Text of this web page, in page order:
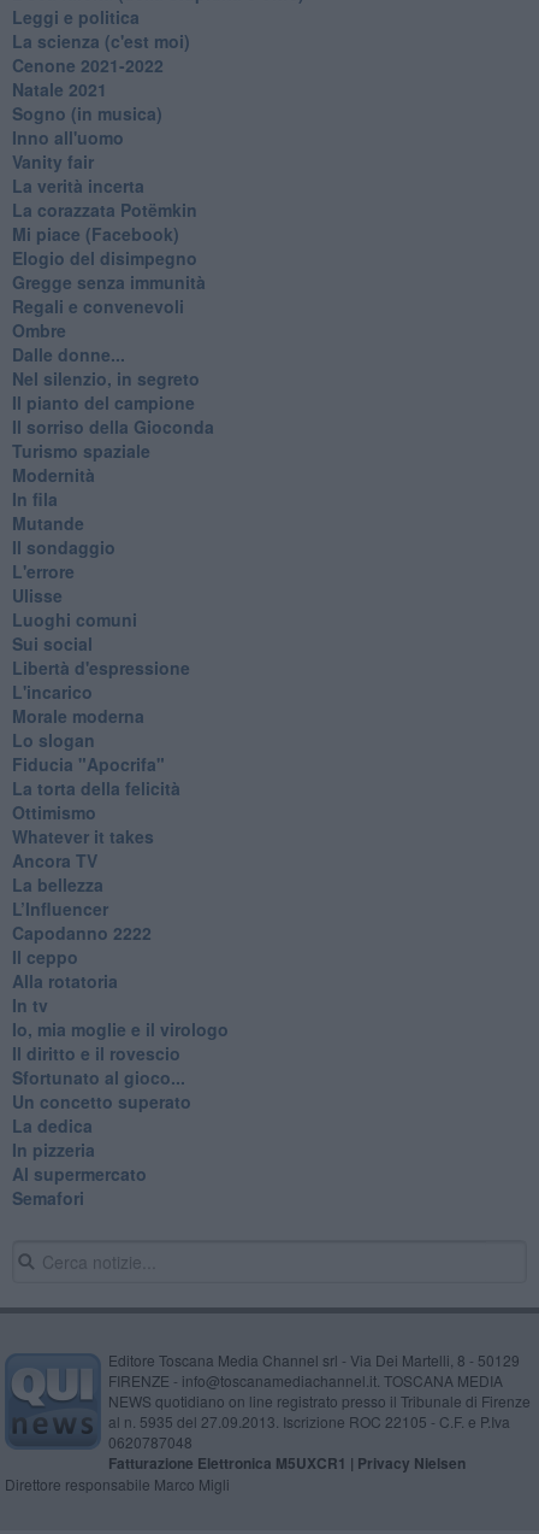
Leggi e politica
La scienza (c'est moi)
Cenone 2021-2022
Natale 2021
Sogno (in musica)
Inno all'uomo
Vanity fair
La verità incerta
La corazzata Potëmkin
Mi piace (Facebook)
Elogio del disimpegno
Gregge senza immunità
Regali e convenevoli
Ombre
Dalle donne...
Nel silenzio, in segreto
Il pianto del campione
Il sorriso della Gioconda
Turismo spaziale
Modernità
In fila
Mutande
Il sondaggio
L'errore
Ulisse
Luoghi comuni
Sui social
Libertà d'espressione
L'incarico
Morale moderna
Lo slogan
Fiducia "Apocrifa"
La torta della felicità
Ottimismo
Whatever it takes
Ancora TV
La bellezza
L’Influencer
​Capodanno 2222
Il ceppo
Alla rotatoria
In tv
Io, mia moglie e il virologo
Il diritto e il rovescio
Sfortunato al gioco...
Un concetto superato
La dedica
In pizzeria
Al supermercato
Semafori
Editore Toscana Media Channel srl - Via Dei Martelli, 8 - 50129
FIRENZE - info@toscanamediachannel.it. TOSCANA MEDIA
NEWS quotidiano on line registrato presso il Tribunale di Firenze
al n. 5935 del 27.09.2013. Iscrizione ROC 22105 - C.F. e P.Iva
0620787048
Fatturazione Elettronica M5UXCR1 | Privacy Nielsen
Direttore responsabile Marco Migli